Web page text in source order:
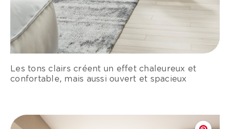
Les tons clairs créent un effet chaleureux et
confortable, mais aussi ouvert et spacieux